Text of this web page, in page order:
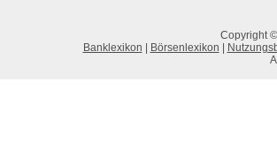
Copyright
Banklexikon
Börsenlexikon